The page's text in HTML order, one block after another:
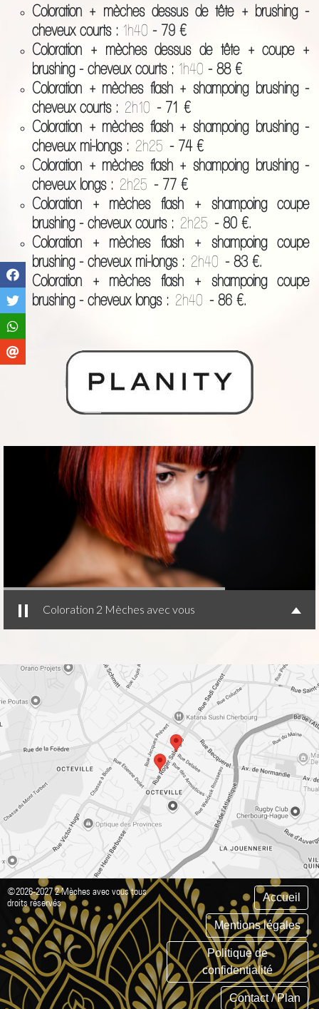
Coloration + mèches dessus de tête + brushing -
cheveux courts : 1h40 - 79 €
Coloration + mèches dessus de tête + coupe +
brushing - cheveux courts : 1h40 - 88 €
Coloration + mèches flash + shampoing brushing -
cheveux courts : 2h10 - 71 €
Coloration + mèches flash + shampoing brushing -
cheveux mi-longs : 2h25 - 74 €
Coloration + mèches flash + shampoing brushing -
cheveux longs : 2h25 - 77 €
Coloration + mèches flash + shampoing coupe
brushing - cheveux courts : 2h25 - 80 €.
Coloration + mèches flash + shampoing coupe
brushing - cheveux mi-longs : 2h40 - 83 €.
Coloration + mèches flash + shampoing coupe
brushing - cheveux longs : 2h40 - 86 €.
Coloration 2 Mèches avec vous
©2026-2027 2 Mèches avec vous tous
droits réservés
Accueil
Mentions légales
Politique de
confidentialité
Contact / Plan